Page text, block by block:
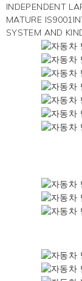
INDEPENDENT
MATURE
SYSTEM AND